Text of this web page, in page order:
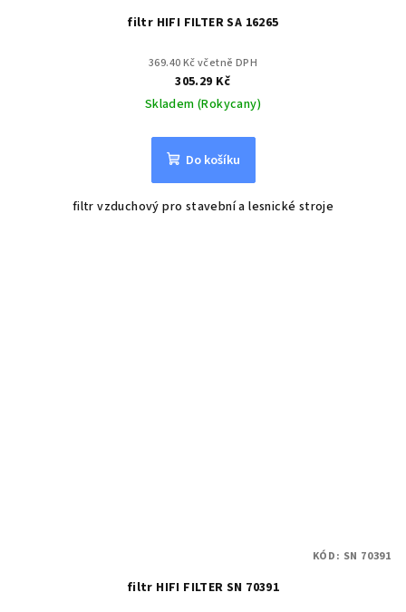
filtr HIFI FILTER SA 16265
369.40 Kč včetně DPH
305.29 Kč
Skladem (Rokycany)
Do košíku
filtr vzduchový pro stavební a lesnické stroje
filtr HIFI FILTER SN 70391
KÓD: SN 70391